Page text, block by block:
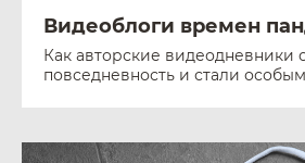
Видеоблоги времен
Как авторские видеодневники
повседневность и стали